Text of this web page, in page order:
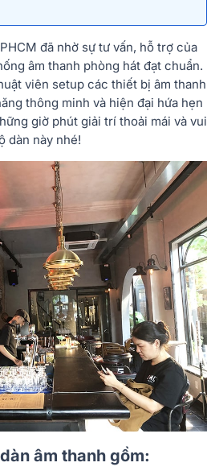
đã nhờ sự tư vấn, hỗ trợ của
âm thanh phòng hát đạt chuẩn.
viên setup các thiết bị âm thanh
thông minh và hiện đại hứa hẹn
giờ phút giải trí thoải mái và vui
dàn này nhé!
âm thanh gồm: